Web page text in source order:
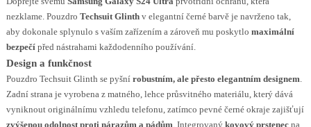
nezklame. Pouzdro Techsuit Glinthv elegantní černé barvě je navrženo tak,
aby dokonale splynulo s vaším zařízením a zároveň mu poskytlo maximální
bezpečípřed nástrahami každodenního používání.
Design a funkčnost
Pouzdro Techsuit Glinth se pyšní robustním, ale přesto elegantním designem.
Zadní strana je vyrobena z matného, lehce průsvitného materiálu, který dává
vyniknout originálnímu vzhledu telefonu, zatímco pevné černé okraje zajišťují
zvýšenou odolnost proti nárazům a pádům. Integrovaný kovový prstenecna